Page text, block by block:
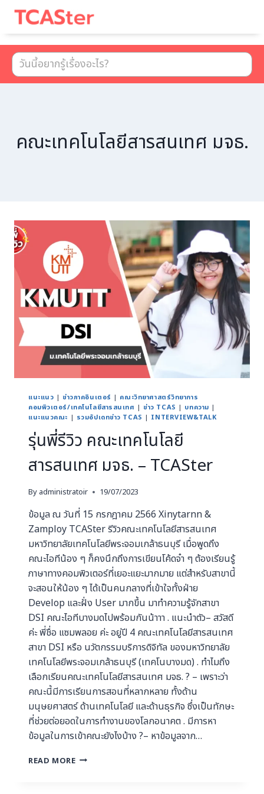
คณะเทคโนโลยีสารสนเทศ มจธ.
แนะแนว |ข่าวภาคอินเตอร์ | คณะวิทยาศาสตร์วิทยาการ
คอมพิวเตอร์/เทคโนโลยีสารสนเทศ |ข่าว TCAS | บทความ |
แนะแนวคณะ | รวมอัปเดทข่าว TCAS | INTERVIEW&TALK
รุ่นพี่รีวิว คณะเทคโนโลยี
สารสนเทศ มจธ. – TCASter
By administratoir 19/07/2023
ข้อมูล ณ วันที่ 15 กรกฎาคม 2566 Xinytarnn &
Zamploy TCASter รีวิวคณะเทคโนโลยีสารสนเทศ
มหาวิทยาลัยเทคโนโลยีพระจอมเกล้าธนบุรี เมื่อพูดถึง
คณะไอทีน้อง ๆ ก็คงนึกถึงการเขียนโค้ดจ๋า ๆ ต้องเรียนรู้
ภาษาทางคอมพิวเตอร์ที่เยอะแยะมากมาย แต่สำหรับสาขานี้
จะสอนให้น้อง ๆ ได้เป็นคนกลางที่เข้าใจทั้งฝ่าย
Develop และฝั่ง User มากขึ้น มาทำความรู้จักสาขา
DSI คณะไอทีบางมดไปพร้อมกันน้าาา . แนะนำตัว– สวัสดี
ค่ะ พี่ชื่อ แซมพลอย ค่ะ อยู่ปี 4 คณะเทคโนโลยีสารสนเทศ
สาขา DSI หรือ นวัตกรรมบริการดิจิทัล ของมหาวิทยาลัย
เทคโนโลยีพระจอมเกล้าธนบุรี (เทคโนบางมด) . ทําไมถึง
เลือกเรียนคณะเทคโนโลยีสารสนเทศ มจธ. ? – เพราะว่า
คณะนี้มีการเรียนการสอนที่หลากหลาย ทั้งด้าน
มนุษยศาสตร์ ด้านเทคโนโลยี และด้านธุรกิจ ซึ่งเป็นทักษะ
ที่ช่วยต่อยอดในการทำงานของโลกอนาคต . มีการหา
ข้อมูลในการเข้าคณะยังไงบ้าง ?– หาข้อมูลจาก…
READ MORE